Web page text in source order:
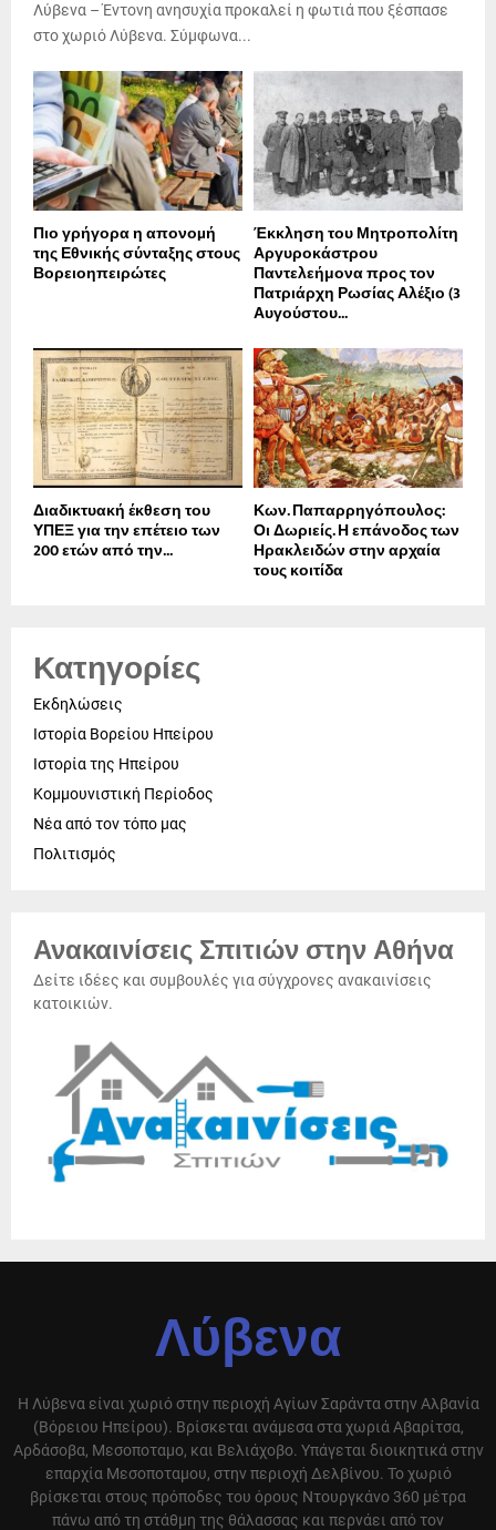
Λύβενα – Έντονη ανησυχία προκαλεί η φωτιά που ξέσπασε
στο χωριό Λύβενα. Σύμφωνα...
Πιο γρήγορα η απονοµή
της Εθνικής σύνταξης στους
Βορειοηπειρώτες
Έκκληση του Μητροπολίτη
Αργυροκάστρου
Παντελεήμονα προς τον
Πατριάρχη Ρωσίας Αλέξιο (3
Αυγούστου...
Διαδικτυακή έκθεση του
ΥΠΕΞ για την επέτειο των
200 ετών από την...
Κων. Παπαρρηγόπουλος:
Οι Δωριείς. Η επάνοδος των
Ηρακλειδών στην αρχαία
τους κοιτίδα
Κατηγορίες
Εκδηλώσεις
Ιστορία Βορείου Ηπείρου
Ιστορία της Ηπείρου
Κομμουνιστική Περίοδος
Νέα από τον τόπο μας
Πολιτισμός
Ανακαινίσεις Σπιτιών στην Αθήνα
Δείτε ιδέες και συμβουλές για σύγχρονες ανακαινίσεις
κατοικιών.
Λύβενα
Η Λύβενα είναι χωριό στην περιοχή Αγίων Σαράντα στην Αλβανία
(Βόρειου Ηπείρου). Βρίσκεται ανάμεσα στα χωριά Αβαρίτσα,
Αρδάσοβα, Μεσοποταμο, και Βελιάχοβο. Υπάγεται διοικητικά στην
επαρχία Μεσοποταμου, στην περιοχή Δελβίνου. Το χωριό
βρίσκεται στους πρόποδες του όρους Ντουργκάνο 360 μέτρα
πάνω από τη στάθμη της θάλασσας και περνάει από τον